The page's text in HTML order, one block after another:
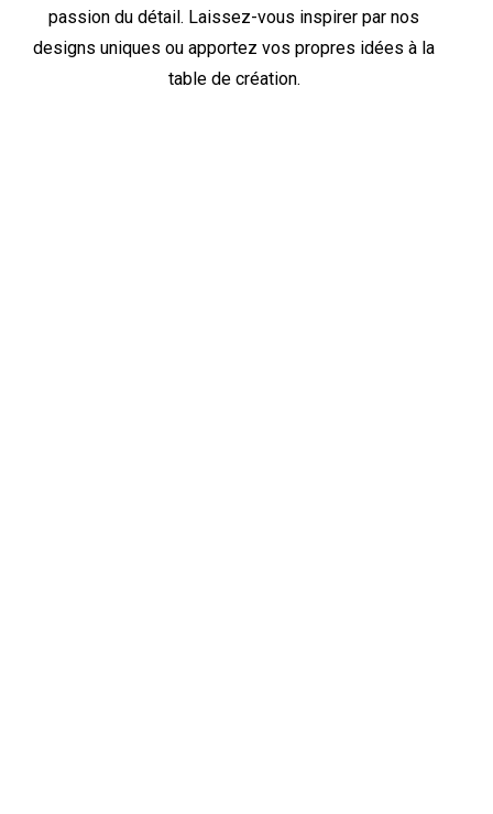
passion du détail. Laissez-vous inspirer par nos
designs uniques ou apportez vos propres idées à la
table de création.